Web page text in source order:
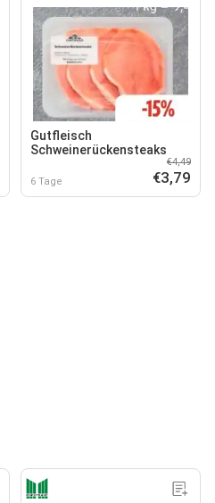
Gutfleisch
Schweinerückensteaks
6 Tage
€4,49
€3,79